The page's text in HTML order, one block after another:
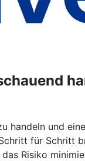
handeln und
für Schritt
Risiko